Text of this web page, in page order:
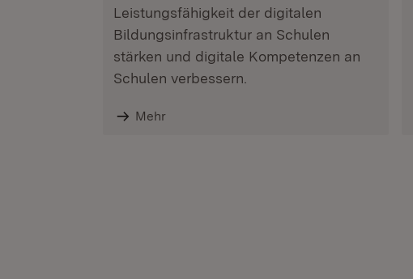
Leistungsfähigkeit der digitalen
Bildungsinfrastruktur an Schulen
stärken und digitale Kompetenzen an
Schulen verbessern.
Mehr